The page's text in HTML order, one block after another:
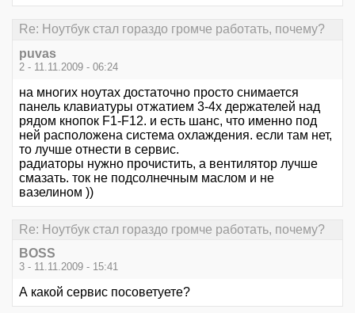
Re: Ноутбук стал гораздо громче работать, почему?
puvas
2 - 11.11.2009 - 06:24
на многих ноутах достаточно просто снимается
панель клавиатуры отжатием 3-4х держателей над
рядом кнопок F1-F12. и есть шанс, что именно под
ней расположена система охлаждения. если там нет,
то лучше отнести в сервис.
радиаторы нужно прочистить, а вентилятор лучше
смазать. ток не подсолнечным маслом и не
вазелином ))
Re: Ноутбук стал гораздо громче работать, почему?
BOSS
3 - 11.11.2009 - 15:41
А какой сервис посоветуете?